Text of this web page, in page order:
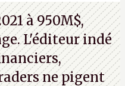
du copyright
Sam continuera
sur vos
à 950M$,
L'éditeur indé
ne pigent